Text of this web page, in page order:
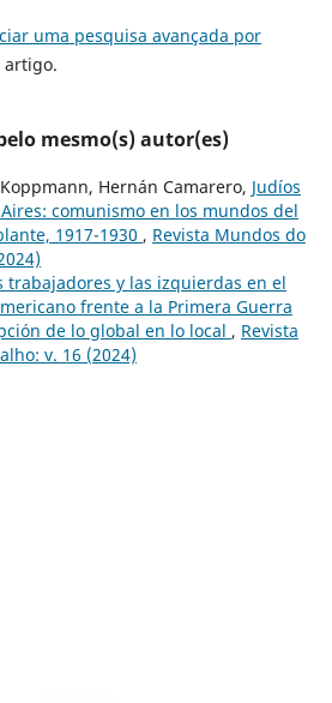
uma pesquisa avançada por
mesmo(s) autor(es)
Hernán Camarero, Judíos
comunismo en los mundos del
1917-1930 , Revista Mundos do
trabajadores y las izquierdas en el
frente a la Primera Guerra
de lo global en lo local , Revista
v. 16 (2024)